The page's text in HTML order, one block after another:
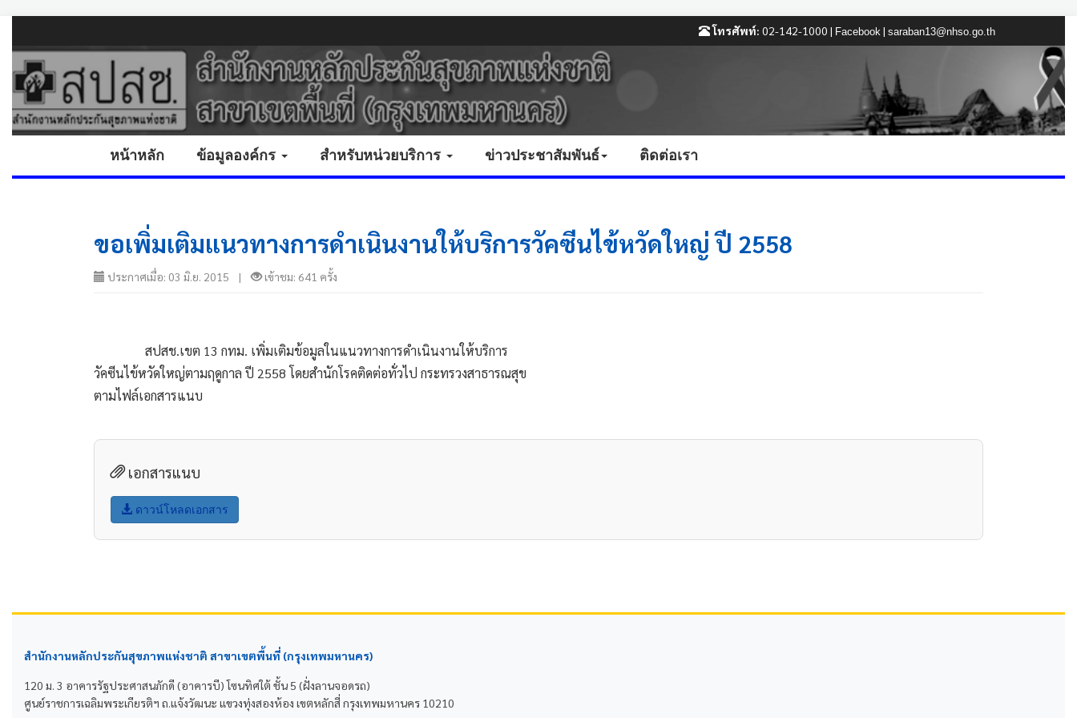
โทรศัพท์: 02-142-1000 | Facebook | saraban13@nhso.go.th
หน้าหลัก ข้อมูลองค์กร สำหรับหน่วยบริการ ข่าวประชาสัมพันธ์ ติดต่อเรา
ขอเพิ่มเติมแนวทางการดำเนินงานให้บริการวัคซีนไข้หวัดใหญ่ ปี 2558
ประกาศเมื่อ: 03 มิ.ย. 2015 | เข้าชม: 641 ครั้ง
                สปสช.เขต 13 กทม. เพิ่มเติมข้อมูลในแนวทางการดำเนินงานให้บริการ
วัคซีนไข้หวัดใหญ่ตามฤดูกาล ปี 2558 โดยสำนักโรคติดต่อทั่วไป กระทรวงสาธารณสุข
ตามไฟล์เอกสารแนบ
เอกสารแนบ
ดาวน์โหลดเอกสาร
สำนักงานหลักประกันสุขภาพแห่งชาติ สาขาเขตพื้นที่ (กรุงเทพมหานคร)
120 ม. 3 อาคารรัฐประศาสนภักดี (อาคารบี) โซนทิศใต้ ชั้น 5 (ฝั่งลานจอดรถ)
ศูนย์ราชการเฉลิมพระเกียรติฯ ถ.แจ้งวัฒนะ แขวงทุ่งสองห้อง เขตหลักสี่ กรุงเทพมหานคร 10210